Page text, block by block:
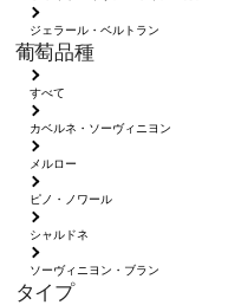
ジェラール・ベルトラン
葡萄品種
すべて
カベルネ・ソーヴィニヨン
メルロー
ピノ・ノワール
シャルドネ
ソーヴィニヨン・ブラン
タイプ